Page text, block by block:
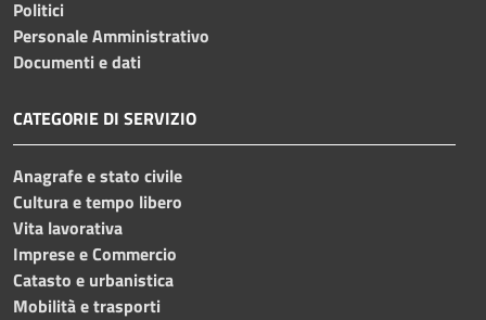
Politici
Personale Amministrativo
Documenti e dati
CATEGORIE DI SERVIZIO
Anagrafe e stato civile
Cultura e tempo libero
Vita lavorativa
Imprese e Commercio
Catasto e urbanistica
Mobilità e trasporti